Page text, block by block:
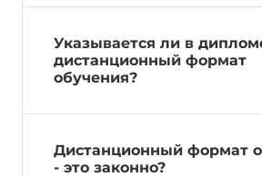
Указывается ли в
дистанционный формат
обучения?
Дистанционный формат
- это законно?